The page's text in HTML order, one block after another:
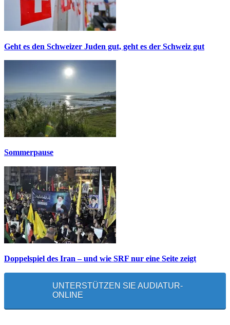
Geht es den Schweizer Juden gut, geht es der Schweiz gut
Sommerpause
Doppelspiel des Iran – und wie SRF nur eine Seite zeigt
UNTERSTÜTZEN SIE AUDIATUR-
ONLINE